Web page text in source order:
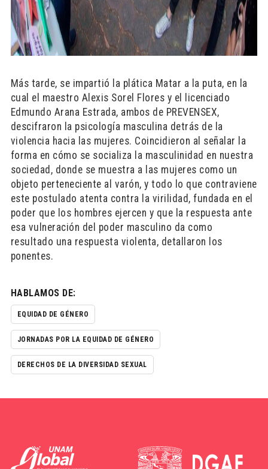
Más tarde, se impartió la plática Matar a la puta, en la
cual el maestro Alexis Sorel Flores y el licenciado
Edmundo Arana Estrada, ambos de PREVENSEX,
descifraron la psicología masculina detrás de la
violencia hacia las mujeres. Coincidieron al señalar la
forma en cómo se socializa la masculinidad en nuestra
sociedad, donde se muestra a las mujeres como un
objeto perteneciente al varón, y todo lo que contraviene
este postulado atenta contra la virilidad, fundada en el
poder que los hombres ejercen y que la respuesta ante
esa vulneración del poder masculino da como
resultado una respuesta violenta, detallaron los
ponentes.
HABLAMOS DE:
EQUIDAD DE GÉNERO
JORNADAS POR LA EQUIDAD DE GÉNERO
DERECHOS DE LA DIVERSIDAD SEXUAL